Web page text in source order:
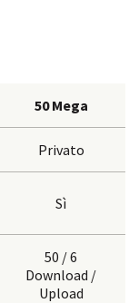
50 Mega
Privato
Sì
50 / 6
Download /
Upload